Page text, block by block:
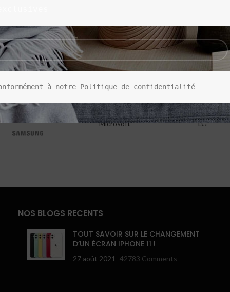
à notre Politique de confidentialité
Microsoft LG
NOS BLOGS RECENTS
TOUT SAVOIR SUR LE CHANGEMENT
D’UN ÉCRAN IPHONE 11 !
27 août 2021 42783 Comments